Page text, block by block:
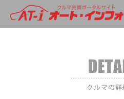
車両が選択されていません。